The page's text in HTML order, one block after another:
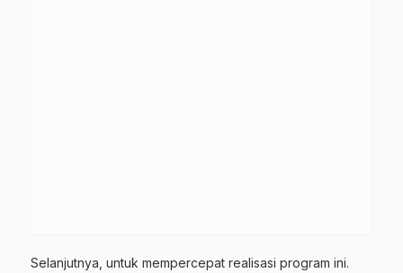
Selanjutnya, untuk mempercepat realisasi program ini.